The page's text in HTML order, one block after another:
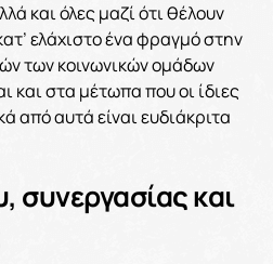
και όλες μαζί ότι θέλουν
ελάχιστο ένα φραγμό στην
των κοινωνικών ομάδων
και στα μέτωπα που οι ίδιες
από αυτά είναι ευδιάκριτα
συνεργασίας και